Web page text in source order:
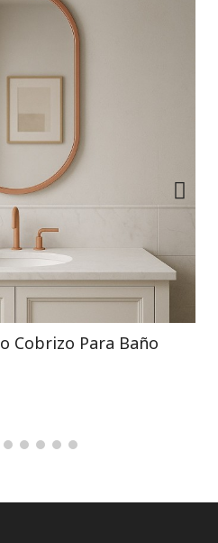
Cobrizo Para Baño